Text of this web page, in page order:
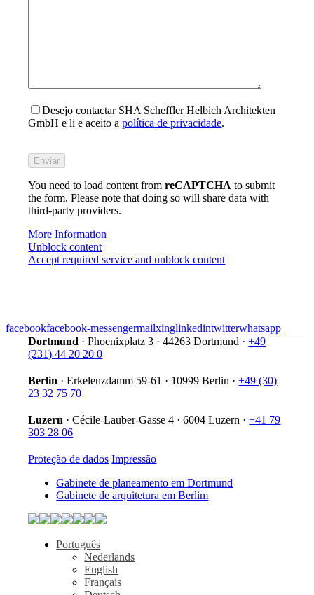
Desejo contactar SHA Scheffler Helbich Architekten
GmbH e li e aceito apolítica de privacidade.
füllen
dieses
Feld
nicht
You need to load content fromreCAPTCHA to submit
the form. Please note that doing so will share data with
third-party providers.
More Information
Unblock content
Accept required service and unblock content
facebookfacebook-messengermailxinglinkedintwitterwhatsapp
Dortmund · Phoenixplatz 3 · 44263 Dortmund · +49
(231) 44 20 20 0
Berlin · Erkelenzdamm 59-61 · 10999 Berlin · +49 (30)
23 32 75 70
Luzern · Cécile-Lauber-Gasse 4 · 6004 Luzern · +41 79
303 28 06
Proteção de dados Impressão
Gabinete de planeamento em Dortmund
Gabinete de arquitetura em Berlim
Português
Nederlands
English
Français